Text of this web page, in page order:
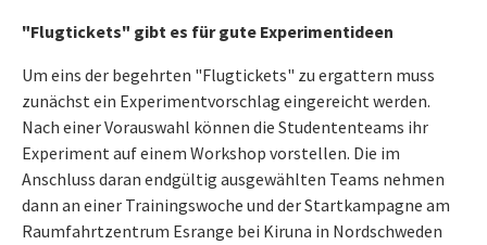
"Flugtickets" gibt es für gute Experimentideen
Um eins der begehrten "Flugtickets" zu ergattern muss
zunächst ein Experimentvorschlag eingereicht werden.
Nach einer Vorauswahl können die Studententeams ihr
Experiment auf einem Workshop vorstellen. Die im
Anschluss daran endgültig ausgewählten Teams nehmen
dann an einer Trainingswoche und der Startkampagne am
Raumfahrtzentrum Esrange bei Kiruna in Nordschweden